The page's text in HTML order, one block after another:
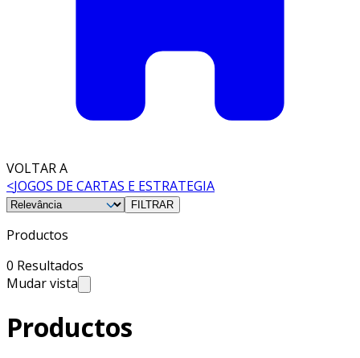
VOLTAR A
<JOGOS DE CARTAS E ESTRATEGIA
FILTRAR
Productos
0 Resultados
Mudar vista
Productos